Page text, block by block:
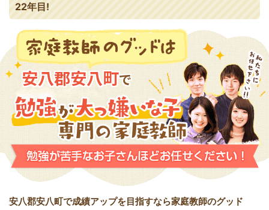
22年目!
安八郡安八町で
安八郡安八町で成績アップを目指すなら家庭教師のグッド